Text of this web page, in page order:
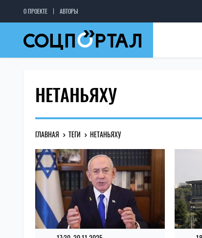
О ПРОЕКТЕ АВТОРЫ
НЕТАНЬЯХУ
ГЛАВНАЯ ТЕГИ НЕТАНЬЯХУ